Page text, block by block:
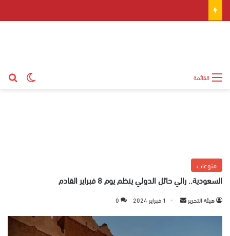
القائمة
منوعات
السعودية.. رالي حائل الدولي ينظم يوم 8 فبراير القادم
هيئة التحرير 1 فبراير 2024 0